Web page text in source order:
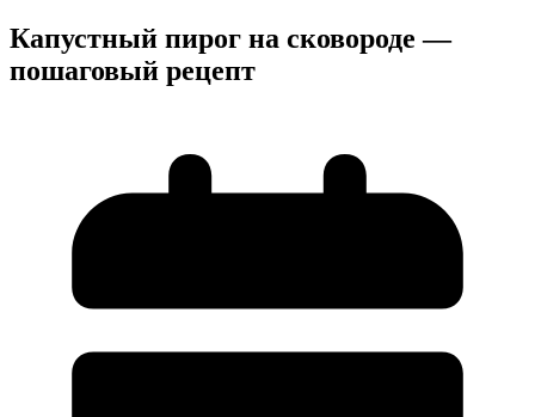
Капустный пирог на сковороде —
пошаговый рецепт